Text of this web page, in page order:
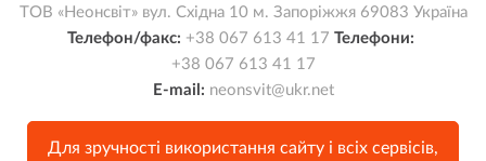
ТОВ «Неонсвіт» вул. Східна 10 м. Запоріжжя 69083 Україна
Телефон/факс: +38 067 613 41 17 Телефони:
+38 067 613 41 17
E-mail: neonsvit@ukr.net
Для зручності використання сайту і всіх сервісів,